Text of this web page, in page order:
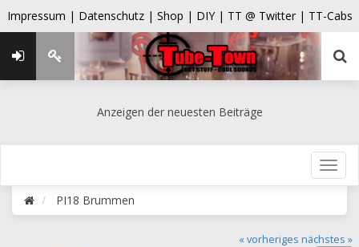
Impressum | Datenschutz | Shop | DIY | TT @ Twitter | TT-Cabs
Anzeigen der neuesten Beiträge
PI18 Brummen
« vorheriges nächstes »